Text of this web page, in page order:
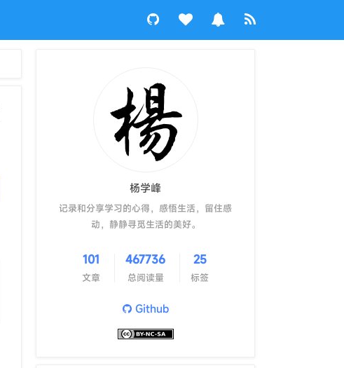
杨学峰
记录和分享学习的心得，感悟生活，留住感
动，静静寻觅生活的美好。
101
文章
467736
总阅读量
25
标签
Github